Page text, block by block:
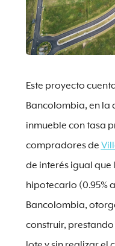
Este proyecto
Bancolombia, en la
inmueble con tasa
compradores de
de interés igual que
hipotecario (0.95%
Bancolombia,
construir,